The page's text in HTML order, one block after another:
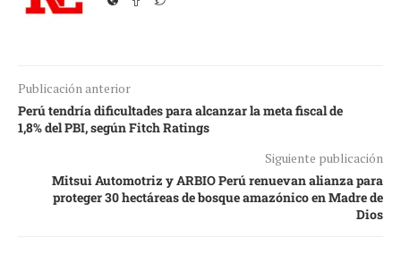
Publicación anterior
Perú tendría dificultades para alcanzar la meta fiscal de
1,8% del PBI, según Fitch Ratings
Siguiente publicación
Mitsui Automotriz y ARBIO Perú renuevan alianza para
proteger 30 hectáreas de bosque amazónico en Madre de
Dios